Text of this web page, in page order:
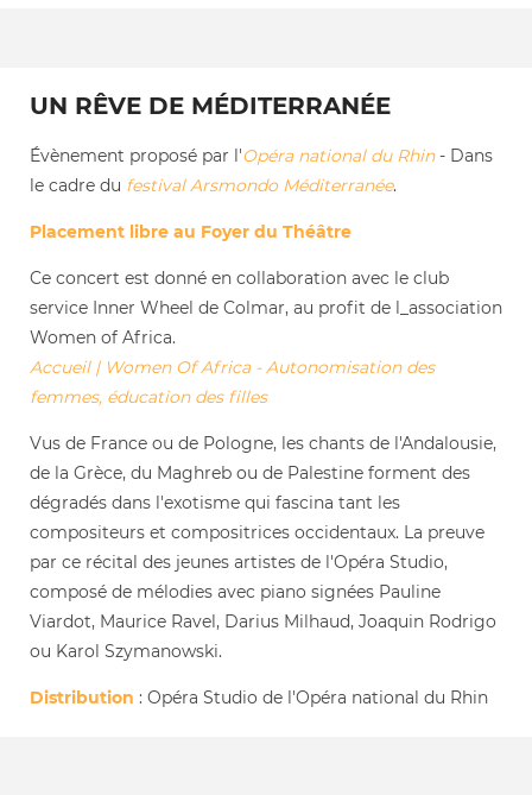
UN RÊVE DE MÉDITERRANÉE
Évènement proposé par l'Opéra national du Rhin- Dans
le cadre du festival Arsmondo Méditerranée.
Placement libre au Foyer du Théâtre
Ce concert est donné en collaboration avec le club
service Inner Wheel de Colmar, au profit de l_association
Women of Africa.
Accueil | Women Of Africa - Autonomisation des
femmes, éducation des filles
Vus de France ou de Pologne, les chants de l'Andalousie,
de la Grèce, du Maghreb ou de Palestine forment des
dégradés dans l'exotisme qui fascina tant les
compositeurs et compositrices occidentaux. La preuve
par ce récital des jeunes artistes de l'Opéra Studio,
composé de mélodies avec piano signées Pauline
Viardot, Maurice Ravel, Darius Milhaud, Joaquin Rodrigo
ou Karol Szymanowski.
Distribution : Opéra Studio de l'Opéra national du Rhin